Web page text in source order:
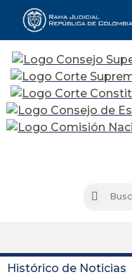
Buscar
Histórico de Noticias